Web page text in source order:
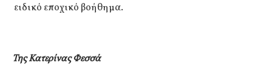
ειδικό εποχικό βοήθημα.
Της Κατερίνας Φεσσά